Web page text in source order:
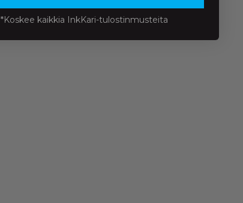
*Koskee kaikkia InkKari-tulostinmusteita